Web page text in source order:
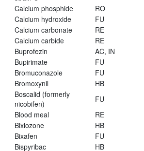
Calcium phosphide
RO
Calcium hydroxide
FU
Calcium carbonate
RE
Calcium carbide
RE
Buprofezin
AC, IN
Bupirimate
FU
Bromuconazole
FU
Bromoxynil
HB
Boscalid (formerly
nicobifen)
FU
Blood meal
RE
Bixlozone
HB
Bixafen
FU
Bispyribac
HB